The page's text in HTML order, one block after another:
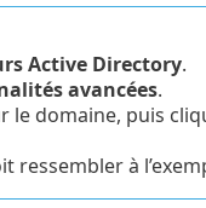
Active Directory.
avancées.
le domaine, puis
ressembler à